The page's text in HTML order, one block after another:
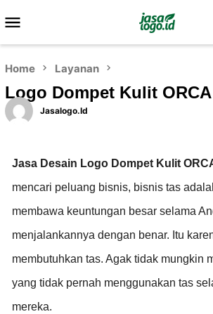
Home Layanan
Logo Dompet Kulit ORCA
Jasalogo.id
Jasa Desain Logo Dompet Kulit
mencari peluang bisnis, bisnis tas
membawa keuntungan besar selama
menjalankannya dengan benar. Itu
membutuhkan tas. Agak tidak mungkin
yang tidak pernah menggunakan tas
mereka.